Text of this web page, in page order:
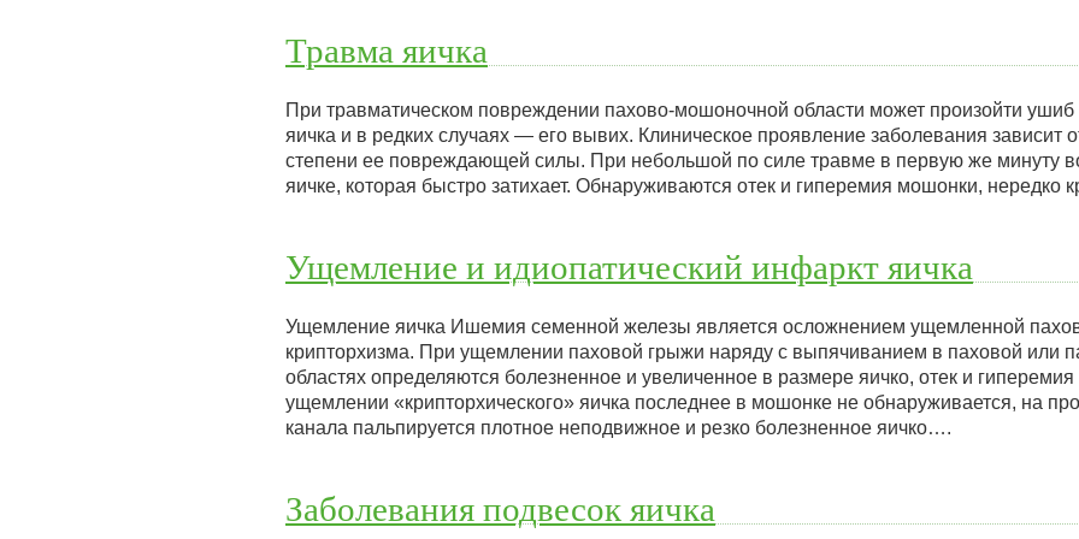
Травма яичка
При травматическом повреждении пахово-мошоночной области может произойти ушиб
яичка и в редких случаях — его вывих. Клиническое проявление заболевания зависит
степени ее повреждающей силы. При небольшой по силе травме в первую же минуту
яичке, которая быстро затихает. Обнаруживаются отек и гиперемия мошонки, нередко
Ущемление и идиопатический инфаркт яичка
Ущемление яичка Ишемия семенной железы является осложнением ущемленной
крипторхизма. При ущемлении паховой грыжи наряду с выпячиванием в паховой или
областях определяются болезненное и увеличенное в размере яичко, отек и
ущемлении «крипторхического» яичка последнее в мошонке не обнаруживается, на
канала пальпируется плотное неподвижное и резко болезненное яичко….
Заболевания подвесок яичка